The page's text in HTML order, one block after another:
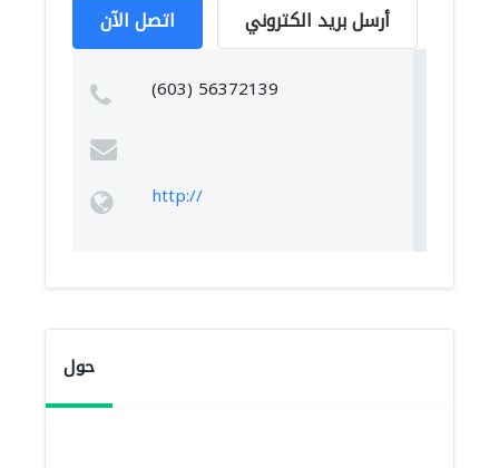
اتصل الآن أرسل بريد الكتروني
(603) 56372139
http://
حول